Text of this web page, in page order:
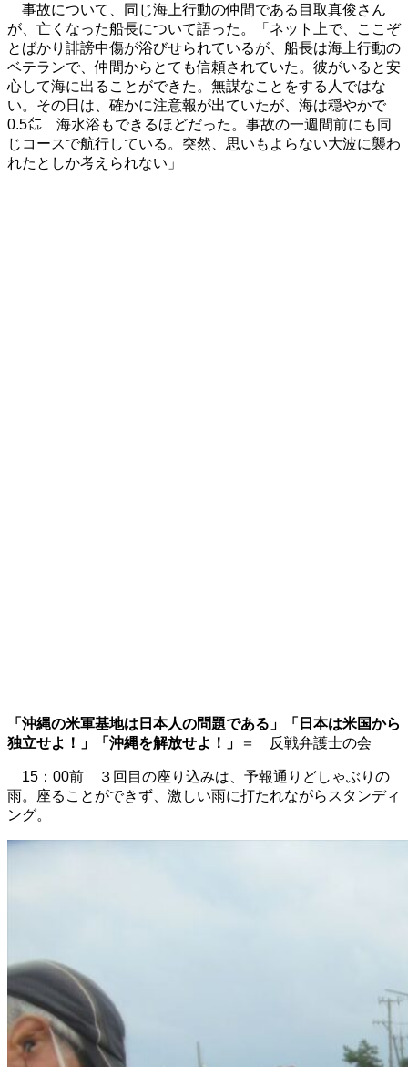
事故について、同じ海上行動の仲間である目取真俊さん
が、亡くなった船長について語った。「ネット上で、ここぞ
とばかり誹謗中傷が浴びせられているが、船長は海上行動の
ベテランで、仲間からとても信頼されていた。彼がいると安
心して海に出ることができた。無謀なことをする人ではな
い。その日は、確かに注意報が出ていたが、海は穏やかで
0.5㍍ 海水浴もできるほどだった。事故の一週間前にも同
じコースで航行している。突然、思いもよらない大波に襲わ
れたとしか考えられない」
「沖縄の米軍基地は日本人の問題である」「日本は米国から
独立せよ！」「沖縄を解放せよ！」
＝ 反戦弁護士の会
15：00前 ３回目の座り込みは、予報通りどしゃぶりの
雨。座ることができず、激しい雨に打たれながらスタンディ
ング。